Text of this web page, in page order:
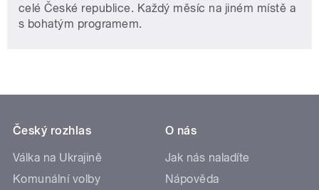
celé České republice. Každý měsíc na jiném místě a
s bohatým programem.
Český rozhlas
Válka na Ukrajině
Komunální volby
O nás
Jak nás naladíte
Nápověda